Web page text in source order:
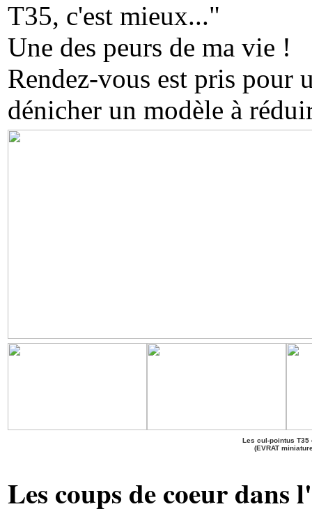
T35, c'est mieux..."
Une des peurs de ma vie !
Rendez-vous est pris pour
dénicher un modèle à
Les cul-pointus T35
(EVRAT
Les coups de coeur